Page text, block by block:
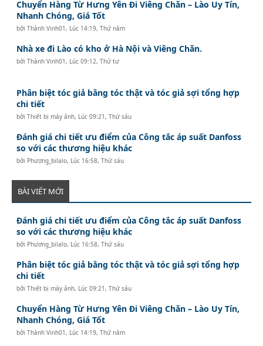
Chuyển Hàng Từ Hưng Yên Đi Viêng Chăn – Lào Uy Tín,
Nhanh Chóng, Giá Tốt
bởiThành Vinh01 , Lúc 14:19, Thứ năm
Nhà xe đi Lào có kho ở Hà Nội và Viêng Chăn.
bởiThành Vinh01 , Lúc 09:12, Thứ tư
Phân biệt tóc giả bằng tóc thật và tóc giả sợi tổng hợp
chi tiết
bởiThiết bị máy ảnh, Lúc 09:21, Thứ sáu
Đánh giá chi tiết ưu điểm của Công tắc áp suất Danfoss
so với các thương hiệu khác
bởi Phương_bilalo, Lúc 16:58, Thứ sáu
BÀI VIẾT MỚI
Đánh giá chi tiết ưu điểm của Công tắc áp suất Danfoss
so với các thương hiệu khác
bởi Phương_bilalo, Lúc 16:58, Thứ sáu
Phân biệt tóc giả bằng tóc thật và tóc giả sợi tổng hợp
chi tiết
bởiThiết bị máy ảnh, Lúc 09:21, Thứ sáu
Chuyển Hàng Từ Hưng Yên Đi Viêng Chăn – Lào Uy Tín,
Nhanh Chóng, Giá Tốt
bởiThành Vinh01 , Lúc 14:19, Thứ năm